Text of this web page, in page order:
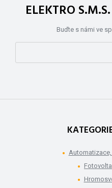
ELEKTRO
Buďte s námi ve